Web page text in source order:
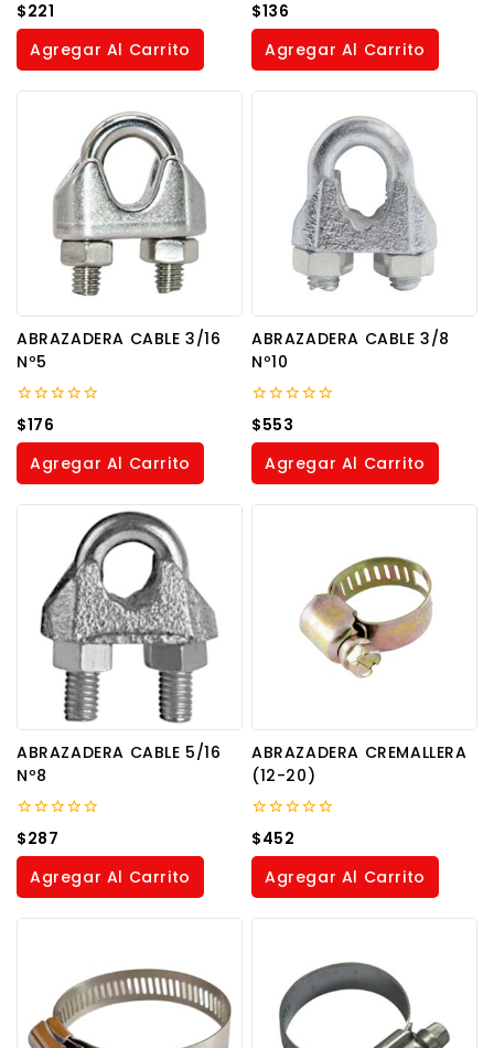
0
out
of
$221
Agregar Al Carrito
0
out
of
$136
Agregar Al Carrito
ABRAZADERA CABLE 3/16
Nº5
0
out
of
$176
Agregar Al Carrito
ABRAZADERA CABLE 3/8
Nº10
0
out
of
$553
Agregar Al Carrito
ABRAZADERA CABLE 5/16
Nº8
0
out
of
$287
Agregar Al Carrito
ABRAZADERA CREMALLERA
(12-20)
0
out
of
$452
Agregar Al Carrito